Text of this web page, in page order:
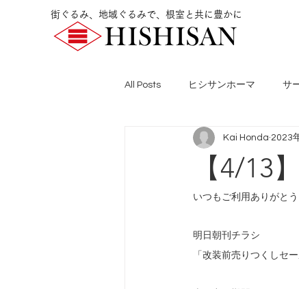
街ぐるみ、地域ぐるみで、根室と共に豊かに
All Posts ヒシサンホーマ サ
【4/13
Kai Honda 2023
いつもご利用ありがとう
明日朝刊チラシ
「改装前売りつくしセ